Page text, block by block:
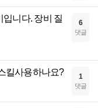
니다. 장비 질
6
댓글
킬사용하나요? 1
댓글